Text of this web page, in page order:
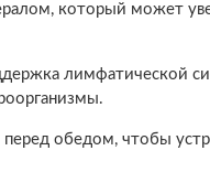
который может
лимфатической
обедом, чтобы